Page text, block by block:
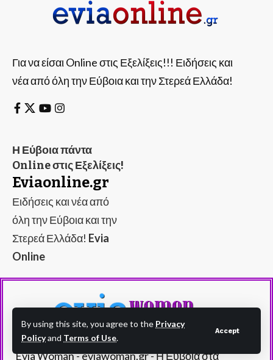
By using this site, you agree to the Privacy
Policyand Terms of Use.
Accept
Για να είσαι Online στις Εξελίξεις!!! Ειδήσεις και
νέα από όλη την Εύβοια και την Στερεά Ελλάδα!
Η Εύβοια πάντα
Online στις Εξελίξεις!
Eviaonline.gr
Ειδήσεις και νέα από
όλη την Εύβοια και την
Στερεά Ελλάδα! Evia
Online
Evia Woman - eviawoman.gr - Η Εύβοια στα